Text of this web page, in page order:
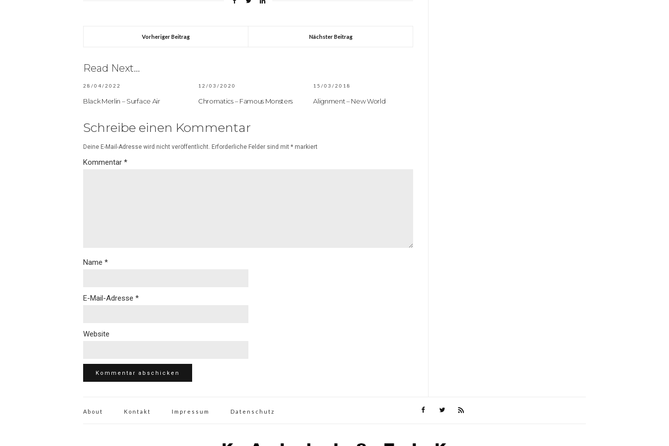
Vorheriger Beitrag Nächster Beitrag
Read Next...
28/04/2022
Black Merlin – Surface Air
12/03/2020
Chromatics – Famous Monsters
15/03/2018
Alignment – New World
Schreibe einen Kommentar
Deine E-Mail-Adresse wird nicht veröffentlicht. Erforderliche Felder sind mit * markiert
Kommentar *
Name *
E-Mail-Adresse *
Website
About Kontakt Impressum Datenschutz